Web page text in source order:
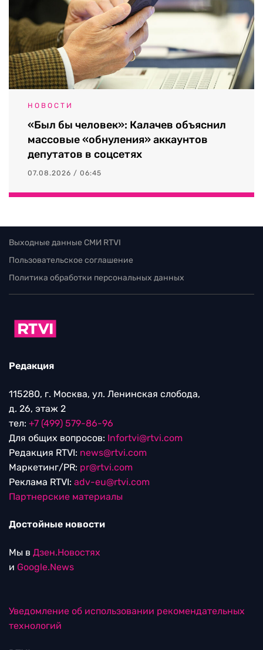
НОВОСТИ
«Был бы человек»: Калачев объяснил
массовые «обнуления» аккаунтов
депутатов в соцсетях
07.08.2026 / 06:45
Выходные данные СМИ RTVI
Пользовательское соглашение
Политика обработки персональных данных
Редакция
115280, г. Москва, ул. Ленинская слобода,
д. 26, этаж 2
тел: +7 (499) 579-86-96
Для общих вопросов: Infortvi@rtvi.com
Редакция RTVI: news@rtvi.com
Маркетинг/PR: pr@rtvi.com
Реклама RTVI: adv-eu@rtvi.com
Партнерские материалы
Достойные новости
Мы в Дзен.Новостях
и Google.News
Уведомление об использовании рекомендательных
технологий